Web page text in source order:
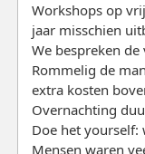
Workshops op
jaar misschien
We bespreken
Rommelig de
extra kosten
Overnachting
Doe het yourself:
Mensen waren